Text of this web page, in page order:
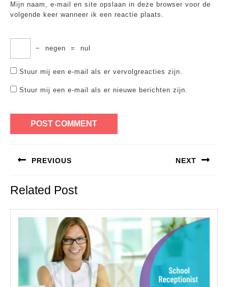
Mijn naam, e-mail en site opslaan in deze browser voor de
volgende keer wanneer ik een reactie plaats.
− negen = nul
Stuur mij een e-mail als er vervolgreacties zijn.
Stuur mij een e-mail als er nieuwe berichten zijn.
navigatie
PREVIOUS
post:
NEXT
Related Post